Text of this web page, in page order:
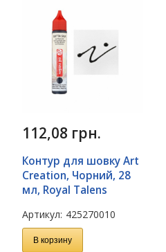
112,08 грн.
Контур для шовку Art
Creation, Чорний, 28
мл, Royal Talens
Артикул: 425270010
В корзину